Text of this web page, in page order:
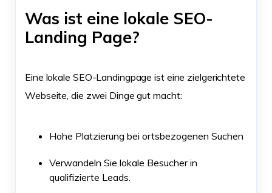
Was ist eine lokale SEO-
Landing Page?
Eine lokale SEO-Landingpage ist eine zielgerichtete
Webseite, die zwei Dinge gut macht:
Hohe Platzierung bei ortsbezogenen Suchen
Verwandeln Sie lokale Besucher in
qualifizierte Leads.